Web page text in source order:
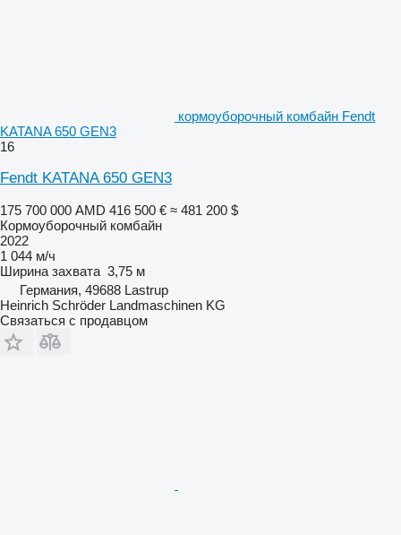
кормоуборочный комбайн Fendt
KATANA 650 GEN3
16
Fendt KATANA 650 GEN3
175 700 000 AMD 416 500 € ≈ 481 200 $
Кормоуборочный комбайн
2022
1 044 м/ч
Ширина захвата 3,75 м
Германия, 49688 Lastrup
Heinrich Schröder Landmaschinen KG
Связаться с продавцом